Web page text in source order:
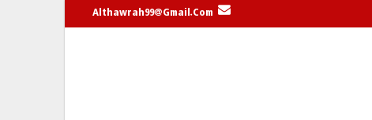
Althawrah99@gmail.com